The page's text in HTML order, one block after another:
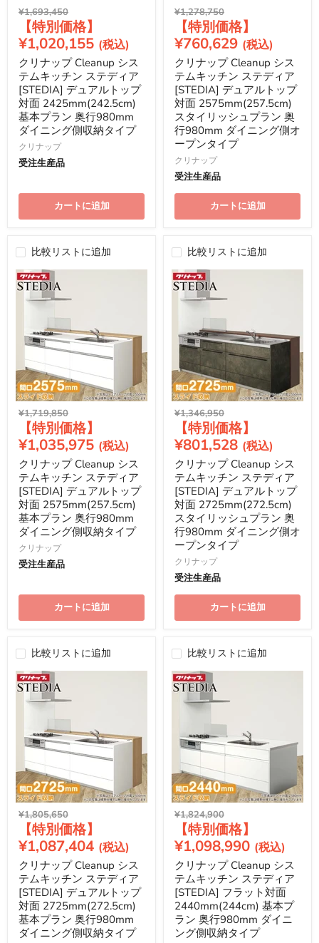
元
価
格
¥1,693,450
在
の
価
格
¥1,020,155
クリナップ Cleanup シス
テムキッチン ステディア
[STEDIA] デュアルトップ
対面 2425mm(242.5cm)
基本プラン 奥行980mm
ダイニング側収納タイプ
クリナップ
受注生産品
カートに追加
元
価
格
¥1,278,750
在
の
価
格
¥760,629
クリナップ Cleanup シス
テムキッチン ステディア
[STEDIA] デュアルトップ
対面 2575mm(257.5cm)
スタイリッシュプラン 奥
行980mm ダイニング側オ
ープンタイプ
クリナップ
受注生産品
カートに追加
比較リストに追加
元
価
格
¥1,719,850
在
の
価
格
¥1,035,975
クリナップ Cleanup シス
テムキッチン ステディア
[STEDIA] デュアルトップ
対面 2575mm(257.5cm)
基本プラン 奥行980mm
ダイニング側収納タイプ
クリナップ
受注生産品
カートに追加
比較リストに追加
元
価
格
¥1,346,950
在
の
価
格
¥801,528
クリナップ Cleanup シス
テムキッチン ステディア
[STEDIA] デュアルトップ
対面 2725mm(272.5cm)
スタイリッシュプラン 奥
行980mm ダイニング側オ
ープンタイプ
クリナップ
受注生産品
カートに追加
比較リストに追加
元
価
格
¥1,805,650
在
の
価
格
¥1,087,404
クリナップ Cleanup シス
テムキッチン ステディア
[STEDIA] デュアルトップ
対面 2725mm(272.5cm)
基本プラン 奥行980mm
ダイニング側収納タイプ
比較リストに追加
元
価
格
¥1,824,900
在
の
価
格
¥1,098,990
クリナップ Cleanup シス
テムキッチン ステディア
[STEDIA] フラット対面
2440mm(244cm) 基本プ
ラン 奥行980mm ダイニ
ング側収納タイプ